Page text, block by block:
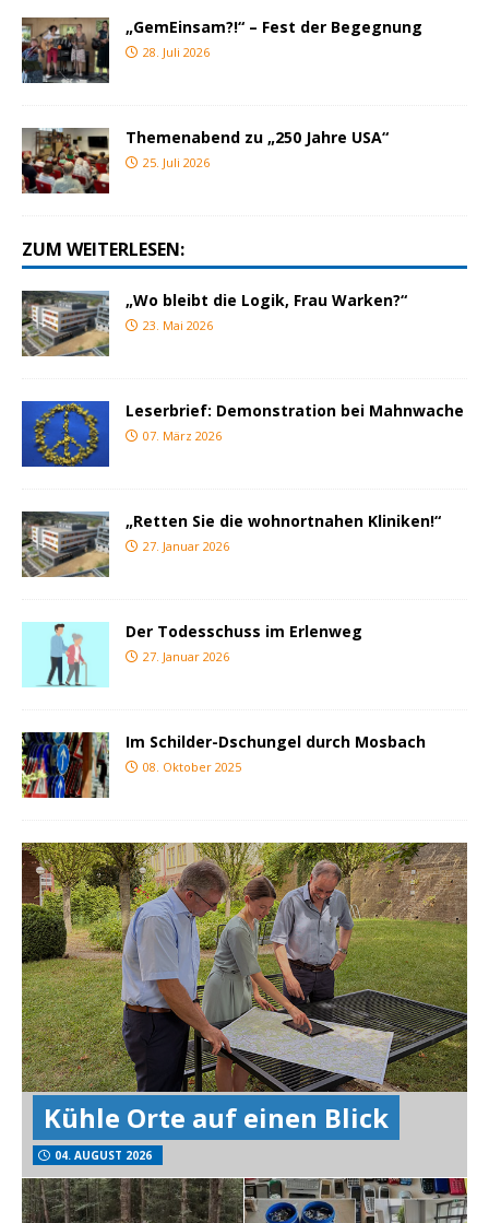
„GemEinsam?!“ – Fest der Begegnung
28. Juli 2026
Themenabend zu „250 Jahre USA“
25. Juli 2026
ZUM WEITERLESEN:
„Wo bleibt die Logik, Frau Warken?“
23. Mai 2026
Leserbrief: Demonstration bei Mahnwache
07. März 2026
„Retten Sie die wohnortnahen Kliniken!“
27. Januar 2026
Der Todesschuss im Erlenweg
27. Januar 2026
Im Schilder-Dschungel durch Mosbach
08. Oktober 2025
Kühle Orte auf einen Blick
04. AUGUST 2026